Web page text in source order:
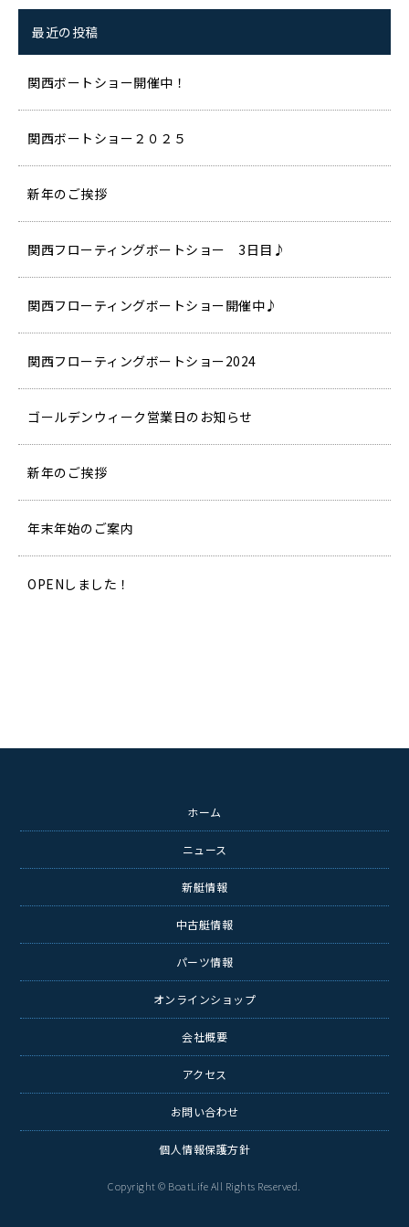
最近の投稿
関西ボートショー開催中！
関西ボートショー２０２５
新年のご挨拶
関西フローティングボートショー 3日目♪
関西フローティングボートショー開催中♪
関西フローティングボートショー2024
ゴールデンウィーク営業日のお知らせ
新年のご挨拶
年末年始のご案内
OPENしました！
ホーム
ニュース
新艇情報
中古艇情報
パーツ情報
オンラインショップ
会社概要
アクセス
お問い合わせ
個人情報保護方針
Copyright © BoatLife All Rights Reserved.